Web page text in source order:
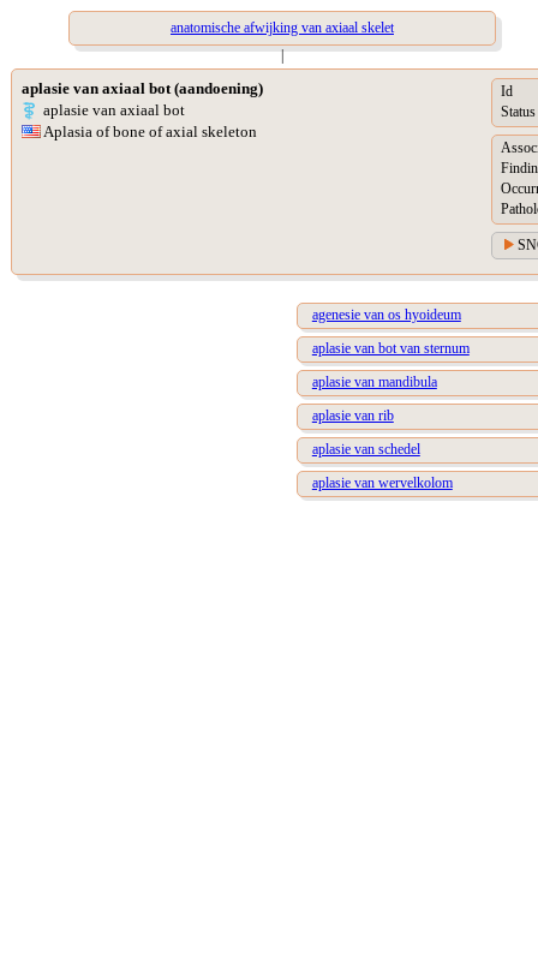
anatomische afwijking van axiaal skelet
|
aplasie van axiaal bot (aandoening)
aplasie van axiaal bot
Aplasia of bone of axial skeleton
Id
Status
agenesie van os hyoideum
aplasie van bot van sternum
aplasie van mandibula
aplasie van rib
aplasie van schedel
aplasie van wervelkolom